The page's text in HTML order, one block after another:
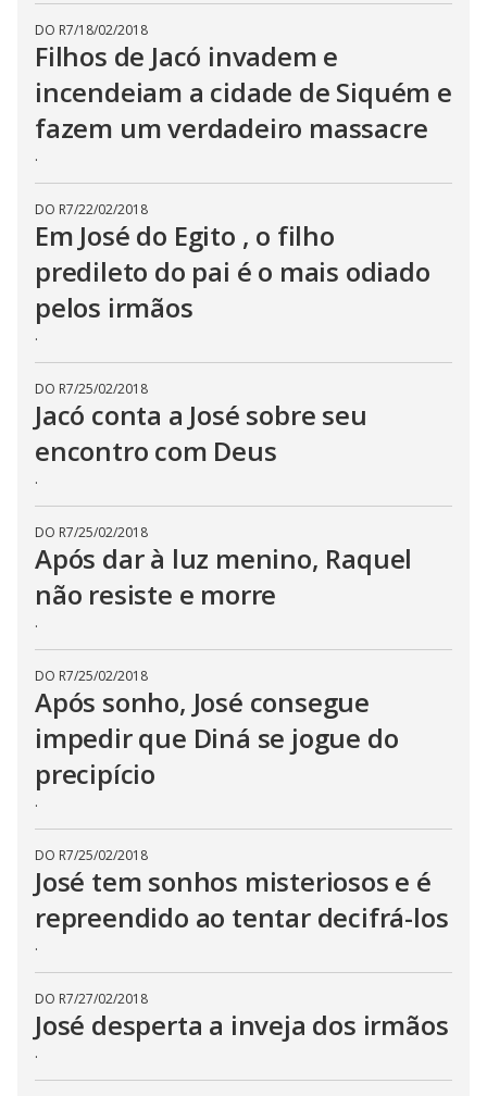
DO R7/18/02/2018
Filhos de Jacó invadem e
incendeiam a cidade de Siquém e
fazem um verdadeiro massacre
.
DO R7/22/02/2018
Em José do Egito , o filho
predileto do pai é o mais odiado
pelos irmãos
.
DO R7/25/02/2018
Jacó conta a José sobre seu
encontro com Deus
.
DO R7/25/02/2018
Após dar à luz menino, Raquel
não resiste e morre
.
DO R7/25/02/2018
Após sonho, José consegue
impedir que Diná se jogue do
precipício
.
DO R7/25/02/2018
José tem sonhos misteriosos e é
repreendido ao tentar decifrá-los
.
DO R7/27/02/2018
José desperta a inveja dos irmãos
.